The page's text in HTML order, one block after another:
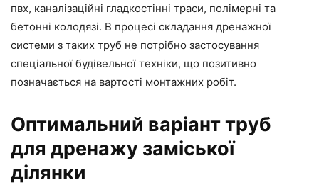
пвх, каналізаційні гладкостінні траси, полімерні та
бетонні колодязі. В процесі складання дренажної
системи з таких труб не потрібно застосування
спеціальної будівельної техніки, що позитивно
позначається на вартості монтажних робіт.
Оптимальний варіант труб
для дренажу заміської
ділянки